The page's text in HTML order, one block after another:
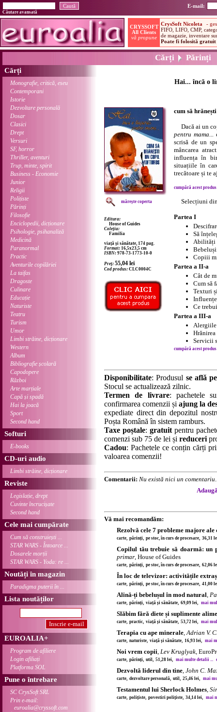
E-mail:
Căutare avansată
Cărți Părinți
Cărți
Monografie, critică, eseu
Contemporani
Istorie
Dezvoltare personală
Dosar
Clasici
Drept
Versuri
SF, horror
Thriller, aventuri
Trup, minte, spirit
Business - Economie
Junior
Religii
Polițiste
Părinți
Filosofie
Enciclopedii, dicționare
Psihologie, psihanaliză
Medicină
Paranormal
Practic
Aventurile copilăriei
La taifas
Dragoste
Culinare
Educație
Naturiste
Teatru
Turism
Umor
Limbi străine, dicționare
Western
Album
Bibliografie școlară
Capodopere
Război
Arte marțiale
Capă și spadă
Hai la joacă
Sport
Second hand
Softuri
E-books
CD-uri audio
Limbi străine, dicționare
Reviste
Legislație, drept
Cuvinte încrucișate
Second hand
Cele mai cumpărate
Cum să construiești ...
STAR WARS - Întoarce ...
Dosarele morții
STAR WARS - Yoda: re ...
Noutăți în magazin
Paradigma puterii în ...
Lista noutăților
EUROALIA+
Program de afiliere
Login afiliați
Platforma SOL
Pune o întrebare
SC CrysSoft SRL
Prin e-mail:
euroalia@cryssoft.com
Hai... încă o
mărește coperta
Editura:
House of Guides
Coleția:
Familia
viață și sănătate, 174 pag.
Format: 16,5x23,5 cm
ISBN: 978-73-1773-10-0
Preț: 55,04 lei
Cod produs: CLC0004C
cum să
Dacă ai un
pentru mama...
scrisă de un
mâncarea
influența în
situațiile în
trecătoare și te
cumpără acest produs
Selecțiuni
Partea I
Să
Abilități
Copiii
Partea a II-a
Cât de
Cum să
Texturi
Ce
Partea a III-a
Alergiile
Servicii
cumpără acest produs
Disponibilitate: Produsul se află
Stocul se actualizează zilnic.
Termen de livrare: pachetele
confirmarea comenzii șiajung la
expediate direct din depozitul
Poșta Română în sistem ramburs.
Taxe poștale: gratuitpentru
comenzi sub 75 de lei și reduceri
Cadou: Pachetele ce conțin cărți
valoarea comenzii!
Comentarii: Nu există nici un
Vă mai recomandăm:
Rezolvă cele 7 probleme majore
carte, părinți, pe stoc, în curs de procesare, 36,31
Copilul tău trebuie să doarmă: un
primar, House of Guides
carte, părinți, pe stoc, în curs de procesare, 62,06
În loc de televizor: activitățile
carte, părinți, pe stoc, în curs de procesare, 41,00
Alină-ți bebelușul în mod natural,
carte, părinți, viață și sănătate, 69,09 lei, mai
Slăbim fără diete și suplimente
carte, practic, viață și sănătate, 53,72 lei, mai
Terapia cu ape minerale,Adrian V.
carte, naturiste, viață și sănătate, 16,93 lei, mai
Noi vrem copii, Lev Kruglyak,
carte, părinți, util, 51,28 lei, mai multe detalii ...
Dezvoltă liderul din tine, John C.
carte, dezvoltare personală, util, 25,46 lei, mai
Testamentul lui Sherlock Holmes,
carte, polițiste, povestiri polițiste, 34,14 lei, mai